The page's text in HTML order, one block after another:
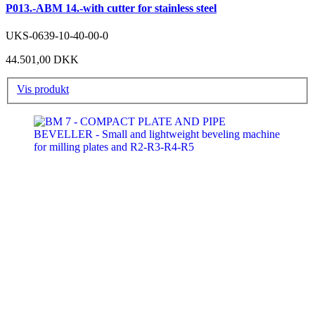
P013.-ABM 14.-with cutter for stainless steel
UKS-0639-10-40-00-0
44.501,00 DKK
Vis produkt